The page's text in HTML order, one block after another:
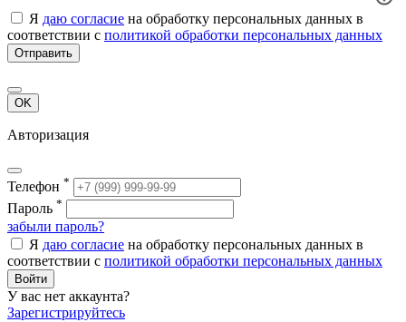
Я даю согласие на обработку персональных данных в
соответствии с политикой обработки персональных данных
Отправить
OK
Авторизация
Телефон *
Пароль *
забыли пароль?
Я даю согласие на обработку персональных данных в
соответствии с политикой обработки персональных данных
Войти
У вас нет аккаунта?
Зарегистрируйтесь